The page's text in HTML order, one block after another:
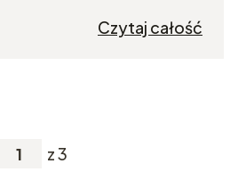
Czytaj całość
z 3